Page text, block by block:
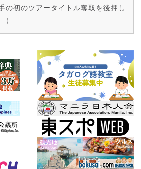
の初のツアータイトル奪取を後押し